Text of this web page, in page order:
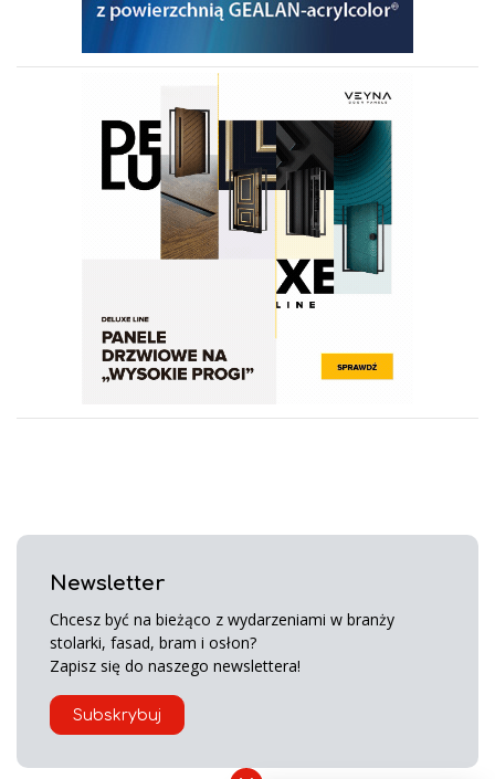
Newsletter
Chcesz być na bieżąco z wydarzeniami w branży
stolarki, fasad, bram i osłon?
Zapisz się do naszego newslettera!
Subskrybuj